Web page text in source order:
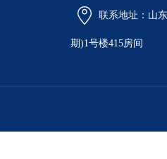
联系地址：山
期)1号楼415房间